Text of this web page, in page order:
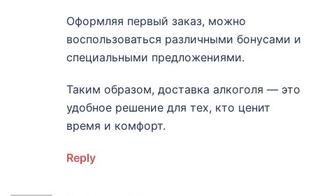
Оформляя первый заказ, можно
воспользоваться различными бонусами и
специальными предложениями.
Таким образом, доставка алкоголя — это
удобное решение для тех, кто ценит
время и комфорт.
Reply